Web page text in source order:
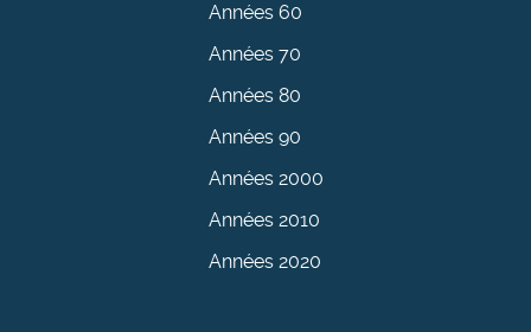
Années 60
Années 70
Années 80
Années 90
Années 2000
Années 2010
Années 2020